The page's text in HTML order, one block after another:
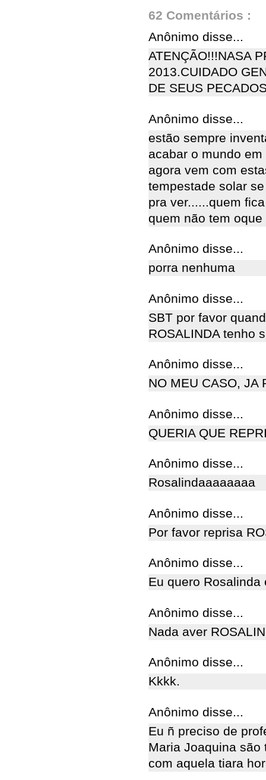
62 Comentários :
Anônimo disse...
ATENÇÃO!!!NASA
2013.CUIDADO
DE SEUS
Anônimo disse...
estão sempre
acabar o mundo
agora vem com
tempestade solar
pra ver......quem
quem não tem oque
Anônimo disse...
porra nenhuma
Anônimo disse...
SBT por favor
ROSALINDA tenho
Anônimo disse...
NO MEU CASO, JA
Anônimo disse...
QUERIA QUE
Anônimo disse...
Rosalindaaaaaaaa
Anônimo disse...
Por favor reprisa
Anônimo disse...
Eu quero Rosalinda
Anônimo disse...
Nada aver
Anônimo disse...
Kkkk.
Anônimo disse...
Eu ñ preciso de
Maria Joaquina são
com aquela tiara